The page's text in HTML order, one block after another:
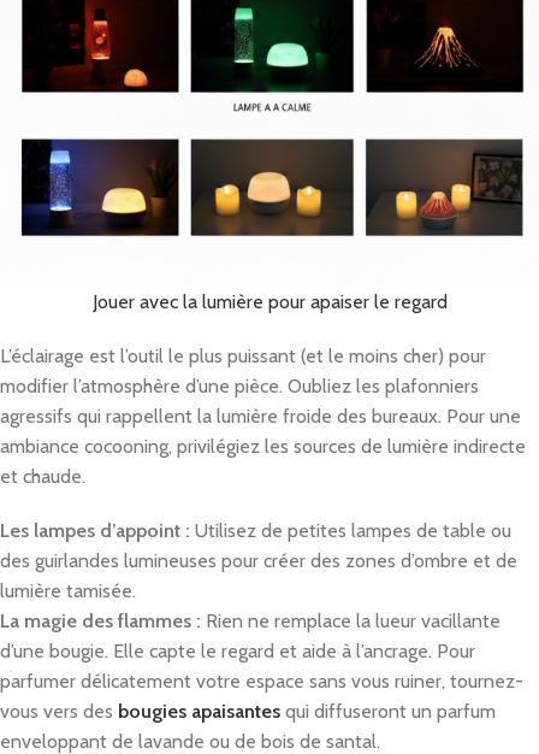
Jouer avec la lumière pour apaiser le regard
L’éclairage est l’outil le plus puissant (et le moins cher) pour
modifier l’atmosphère d’une pièce. Oubliez les plafonniers
agressifs qui rappellent la lumière froide des bureaux. Pour une
ambiance cocooning, privilégiez les sources de lumière indirecte
et chaude.
Les lampes d’appoint : Utilisez de petites lampes de table ou
des guirlandes lumineuses pour créer des zones d’ombre et de
lumière tamisée.
La magie des flammes : Rien ne remplace la lueur vacillante
d’une bougie. Elle capte le regard et aide à l’ancrage. Pour
parfumer délicatement votre espace sans vous ruiner, tournez-
vous vers des bougies apaisantes qui diffuseront un parfum
enveloppant de lavande ou de bois de santal.